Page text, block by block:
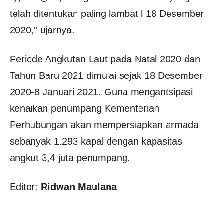
telah ditentukan paling lambat l 18 Desember
2020,” ujarnya.
Periode Angkutan Laut pada Natal 2020 dan
Tahun Baru 2021 dimulai sejak 18 Desember
2020-8 Januari 2021. Guna mengantsipasi
kenaikan penumpang Kementerian
Perhubungan akan mempersiapkan armada
sebanyak 1.293 kapal dengan kapasitas
angkut 3,4 juta penumpang.
Editor: Ridwan Maulana